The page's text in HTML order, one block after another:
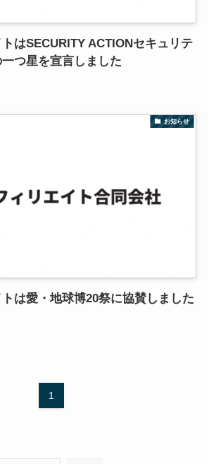
はSECURITY ACTIONセキュリテ
つ星を宣言しました
お知らせ
は愛・地球博20祭に協賛しました
1